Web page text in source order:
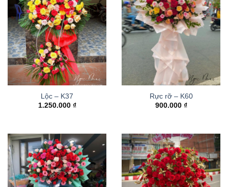
Lộc – K37
1.250.000 ₫
Rực rỡ – K60
900.000 ₫